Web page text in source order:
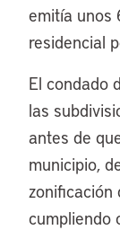
emitía unos
residencial
El condado
las
antes de
municipio,
zonificación
cumpliendo